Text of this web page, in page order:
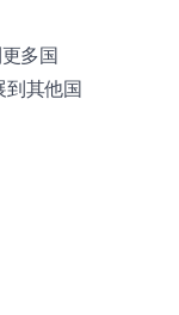
多国
到其他国